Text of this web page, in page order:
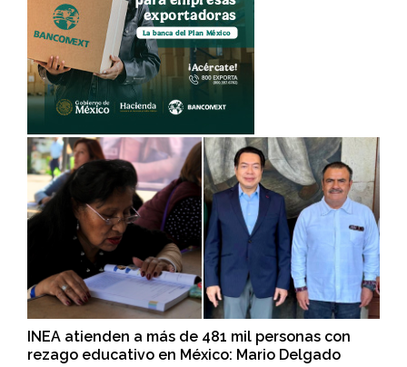
INEA atienden a más de 481 mil personas con
rezago educativo en México: Mario Delgado